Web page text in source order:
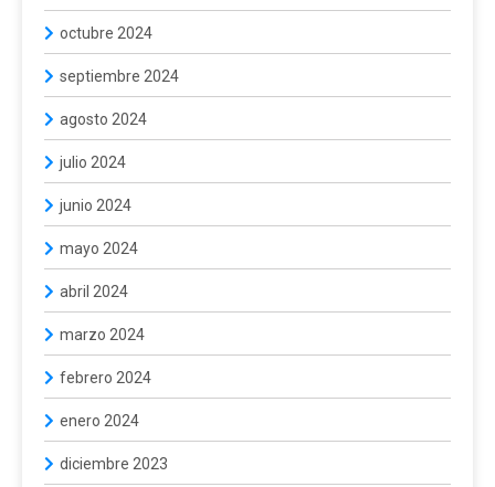
octubre 2024
septiembre 2024
agosto 2024
julio 2024
junio 2024
mayo 2024
abril 2024
marzo 2024
febrero 2024
enero 2024
diciembre 2023